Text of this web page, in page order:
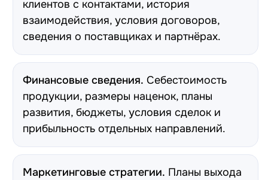
клиентов с контактами, история
взаимодействия, условия договоров,
сведения о поставщиках и партнёрах.
Финансовые сведения. Себестоимость
продукции, размеры наценок, планы
развития, бюджеты, условия сделок и
прибыльность отдельных направлений.
Маркетинговые стратегии. Планы выхода